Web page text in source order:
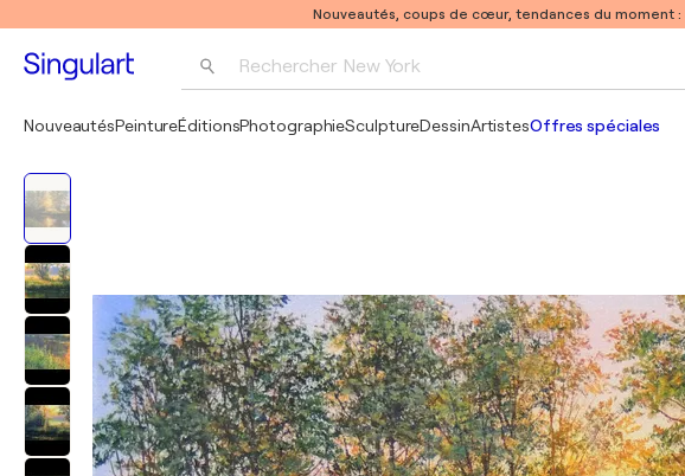
Nouveautés, coups de cœur, tendances du moment :
Rechercher New York
NouveautésPeintureÉditionsPhotographieSculptureDessinArtistesOffres spéciales